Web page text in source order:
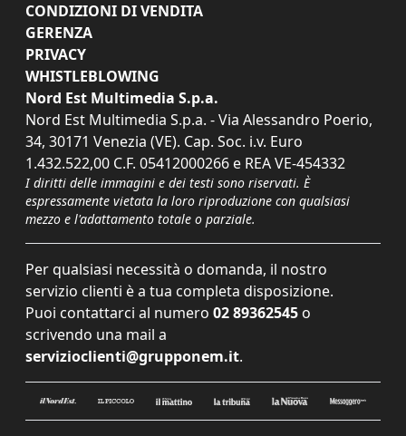
CONDIZIONI DI VENDITA
GERENZA
PRIVACY
WHISTLEBLOWING
Nord Est Multimedia S.p.a.
Nord Est Multimedia S.p.a. - Via Alessandro Poerio,
34, 30171 Venezia (VE). Cap. Soc. i.v. Euro
1.432.522,00 C.F. 05412000266 e REA VE-454332
I diritti delle immagini e dei testi sono riservati. È
espressamente vietata la loro riproduzione con qualsiasi
mezzo e l'adattamento totale o parziale.
Per qualsiasi necessità o domanda, il nostro
servizio clienti è a tua completa disposizione.
Puoi contattarci al numero 02 89362545 o
scrivendo una mail a
servizioclienti@grupponem.it.